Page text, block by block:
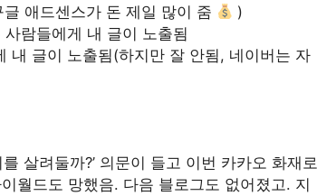
애드센스가 돈 제일 많이 줌
)
람들에게 내 글이 노출됨
내 글이 노출됨(하지만 잘 안됨, 네이버는 자
살려둘까?’ 의문이 들고 이번 카카오 화재로
월드도 망했음. 다음 블로그도 없어졌고. 지